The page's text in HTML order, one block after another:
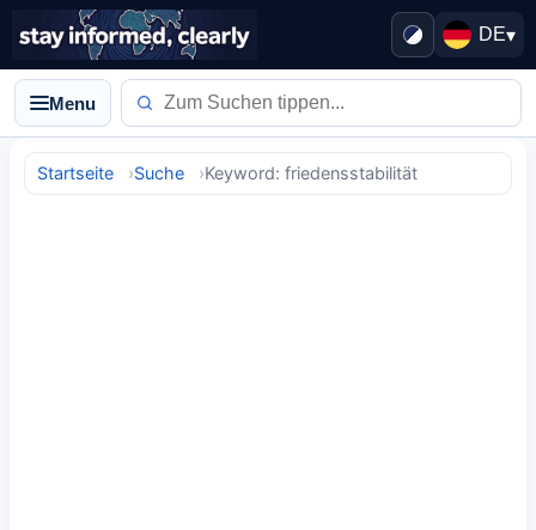
DE▾
Menu
Startseite Suche Keyword: friedensstabilität